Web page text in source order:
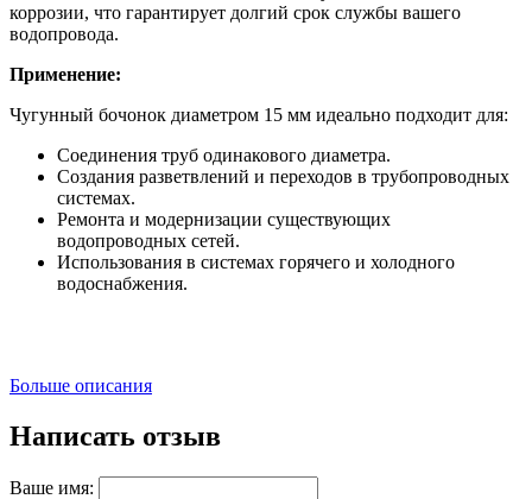
коррозии, что гарантирует долгий срок службы вашего
водопровода.
Применение:
Чугунный бочонок диаметром 15 мм идеально подходит для:
Соединения труб одинакового диаметра.
Создания разветвлений и переходов в трубопроводных
системах.
Ремонта и модернизации существующих
водопроводных сетей.
Использования в системах горячего и холодного
водоснабжения.
Больше описания
Написать отзыв
Ваше имя: